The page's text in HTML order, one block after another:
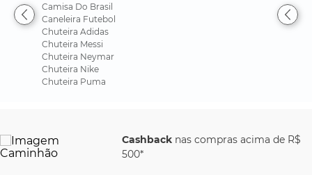
Camisa Do Brasil
Caneleira Futebol
Chuteira Adidas
Chuteira Messi
Chuteira Neymar
Chuteira Nike
Chuteira Puma
Cashbacknas compras acima de R$
500*